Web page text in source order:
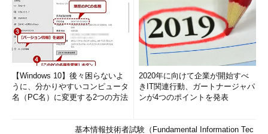
【Windows 10】後々困らないよ
うに、分かりやすいコンピュータ
名（PC名）に変更する2つの方法
2020年に向けて企業が開始すべ
きIT関連行動、ガートナージャパ
ンが4つのポイントを発表
基本情報技術者試験（Fundamental Information Tec